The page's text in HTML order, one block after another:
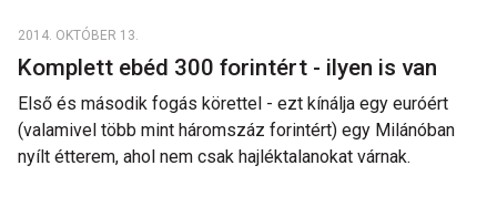
2014. OKTÓBER 13.
Komplett ebéd 300 forintért - ilyen is van
Első és második fogás körettel - ezt kínálja egy euróért
(valamivel több mint háromszáz forintért) egy Milánóban
nyílt étterem, ahol nem csak hajléktalanokat várnak.